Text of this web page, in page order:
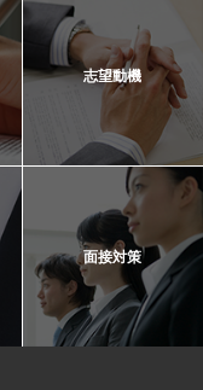
志望動機
面接対策